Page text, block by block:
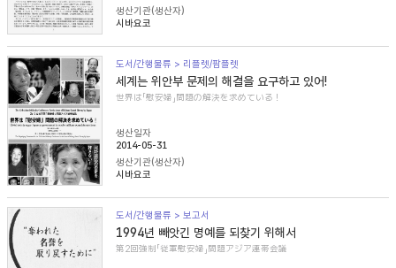
생산기관(생산자)
시바요코
도서/간행물류 > 리플렛/팜플렛
세계는 위안부 문제의 해결을 요구하고 있어!
世界は「慰安婦」問題の解決を求めている！
생산일자
2014-05-31
생산기관(생산자)
시바요코
도서/간행물류 > 보고서
1994년 빼앗긴 명예를 되찾기 위해서
第2回強制「従軍慰安婦」問題アジア連帯会議